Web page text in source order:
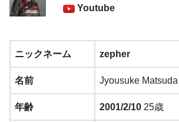
Youtube
ニックネーム zepher
名前 Jyousuke Matsuda
年齢 2001/2/10 25歳